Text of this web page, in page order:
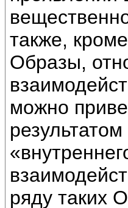
также,
Образы,
можно
ряду таких